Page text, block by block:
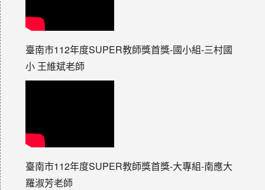
臺南市112年度SUPER教師獎首獎-國小組-三村國
小 王維斌老師
臺南市112年度SUPER教師獎首獎-大專組-南應大
羅淑芳老師